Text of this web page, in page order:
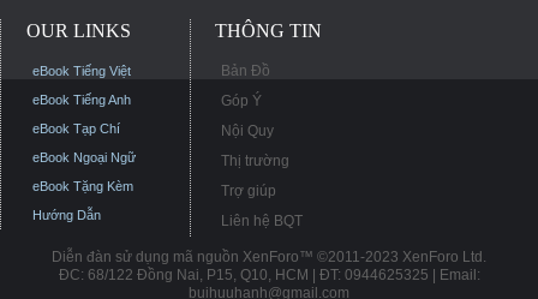
OUR LINKS
eBook Tiếng Việt
eBook Tiếng Anh
eBook Tạp Chí
eBook Ngoại Ngữ
eBook Tặng Kèm
Hướng Dẫn
THÔNG TIN
Bản Đồ
Góp Ý
Nội Quy
Thị trường
Trợ giúp
Liên hệ BQT
Diễn đàn sử dụng mã nguồn XenForo™ ©2011-2023 XenForo Ltd.
ĐC: 68/122 Đồng Nai, P15, Q10, HCM | ĐT: 0944625325 | Email:
buihuuhanh@gmail.com